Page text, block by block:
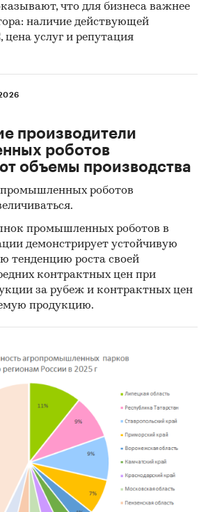
оборудования
день рынок оборудования для
растет быстрыми темпами.
что ущерб от пожаров
стоимость любого
для тушения пожаров. Так,
состоянию на 2017 г. ущерб
составил *** млрд. долл.
можно условно разделить на
которые отчасти
между собой:
защиты,
в себя системы
и реагирования на пожар;
рынок огнетуштелей,
для тушения и т.д;
транспортных средств
пожарной автомобильной
авиации до автономных
компании, продающие
и средства для тушения пожаров
в таблице ниже.
что для бизнеса важнее
наличие действующей
услуг и репутация
производители
роботов
объемы производства
роботов
промышленных роботов в
демонстрирует устойчивую
тенденцию роста своей
контрактных цен при
за рубеж и контрактных цен
продукцию.